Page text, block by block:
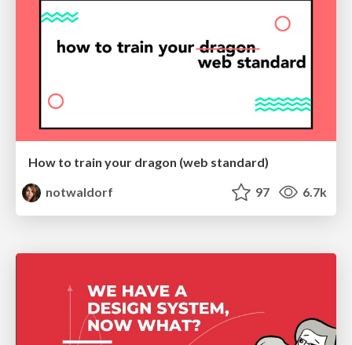
How to train your dragon (web standard)
notwaldorf
97 6.7k